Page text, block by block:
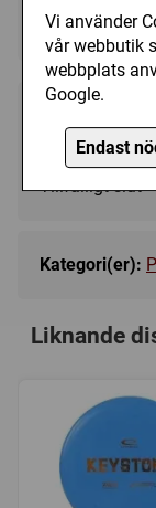
Vi använder
vår webbutik
webbplats
Google.
Endast
Grey - Ej i
139 kr
Tillfälligt slut
Kategori(er):
Liknande